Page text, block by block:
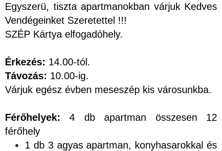
Egyszerü, tiszta apartmanokban várjuk Kedves
Vendégeinket Szeretettel !!!
SZÉP Kártya elfogadóhely.
Érkezés: 14.00-tól.
Távozás: 10.00-ig.
Várjuk egész évben meseszép kis városunkba.
Férőhelyek: 4 db apartman összesen 12
férőhely
1 db 3 agyas apartman, konyhasarokkal és